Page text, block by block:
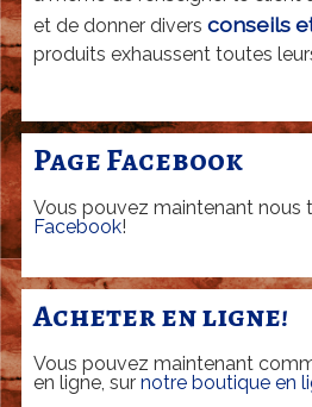
G
e
è
v
e
et de donner divers conseils
produits exhaussent toutes
Page Facebook
Vous pouvez maintenant nous
Facebook!
Acheter en ligne!
Vous pouvez maintenant
en ligne, sur notre boutique en